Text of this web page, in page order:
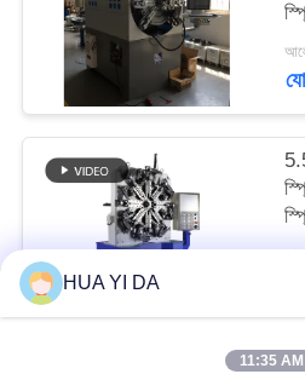
HUA YI DA
11:35 AM